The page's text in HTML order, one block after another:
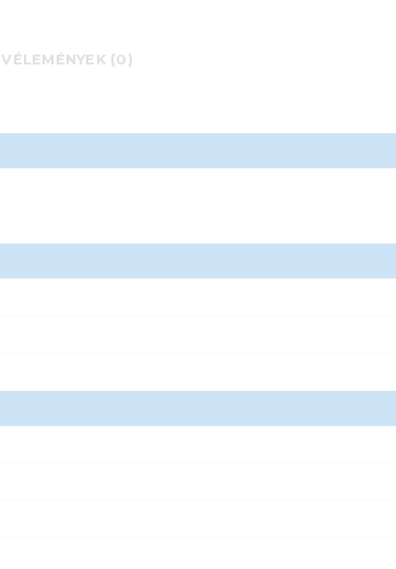
VÉLEMÉNYEK (0)